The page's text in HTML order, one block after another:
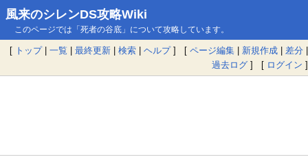
風来のシレンDS攻略Wiki
このページでは「死者の谷底」について攻略しています。
[ トップ| 一覧 | 最終更新 | 検索 | ヘルプ] [ ページ編集 | 新規作成 | 差分 |
過去ログ ] [ ログイン ]